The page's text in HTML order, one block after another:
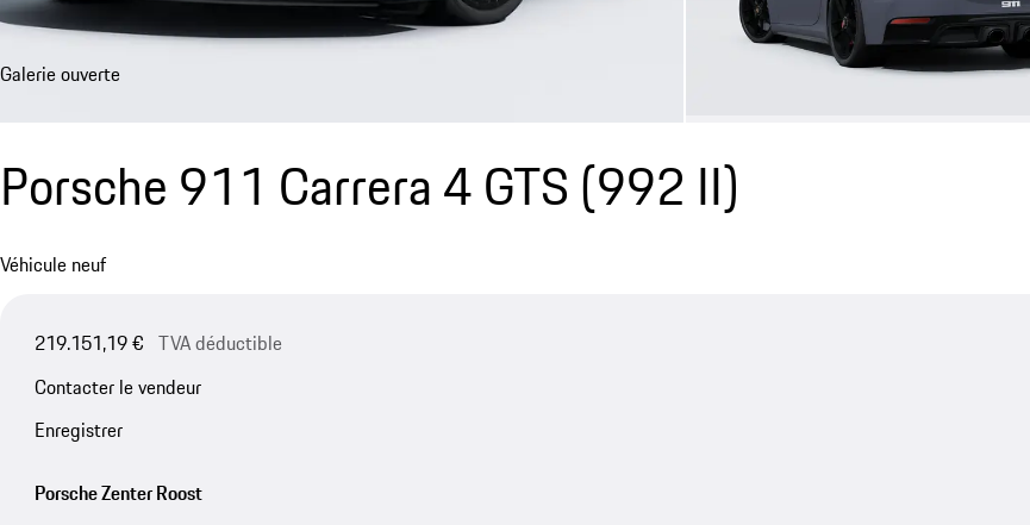
Galerie ouverte
Porsche 911 Carrera 4 GTS (992 II)
Véhicule neuf
219.151,19 € TVA déductible
Contacter le vendeur
Enregistrer
Porsche Zenter Roost